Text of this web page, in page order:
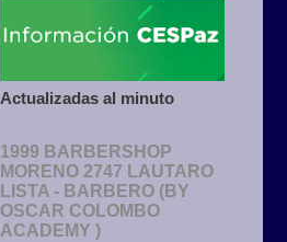
Actualizadas al minuto
1999 BARBERSHOP
MORENO 2747 LAUTARO
LISTA - BARBERO (BY
OSCAR COLOMBO
ACADEMY )